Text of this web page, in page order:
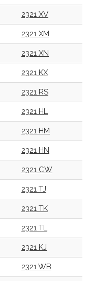
2321 XV
2321 XM
2321 XN
2321 KX
2321 RS
2321 HL
2321 HM
2321 HN
2321 CW
2321 TJ
2321 TK
2321 TL
2321 KJ
2321 WB